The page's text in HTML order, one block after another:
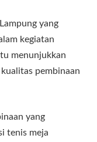
yang
kegiatan
menunjukkan
pembinaan
yang
tenis meja